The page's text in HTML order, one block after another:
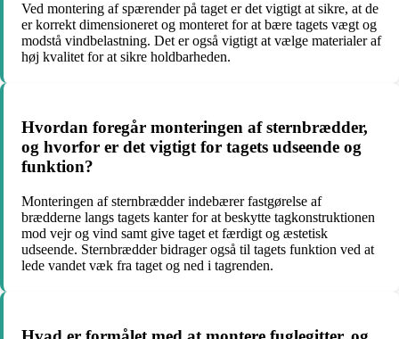
Ved montering af spærender på taget er det vigtigt at sikre, at de
er korrekt dimensioneret og monteret for at bære tagets vægt og
modstå vindbelastning. Det er også vigtigt at vælge materialer af
høj kvalitet for at sikre holdbarheden.
Hvordan foregår monteringen af sternbrædder,
og hvorfor er det vigtigt for tagets udseende og
funktion?
Monteringen af sternbrædder indebærer fastgørelse af
brædderne langs tagets kanter for at beskytte tagkonstruktionen
mod vejr og vind samt give taget et færdigt og æstetisk
udseende. Sternbrædder bidrager også til tagets funktion ved at
lede vandet væk fra taget og ned i tagrenden.